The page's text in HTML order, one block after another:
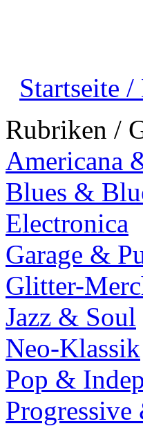
Startseite /
Rubriken /
Americana
Blues &
Electronica
Garage &
Glitter-
Jazz & Soul
Neo-Klassik
Pop &